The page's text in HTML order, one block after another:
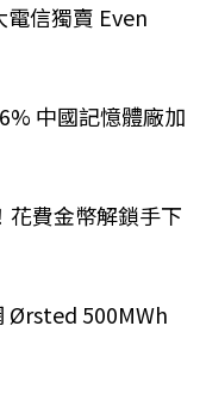
信獨賣 Even
中國記憶體廠加
花費金幣解鎖手下
Ørsted 500MWh